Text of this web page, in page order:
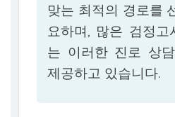
맞는 최적의 경로를
요하며, 많은 검정고
는 이러한 진로 상
제공하고 있습니다.